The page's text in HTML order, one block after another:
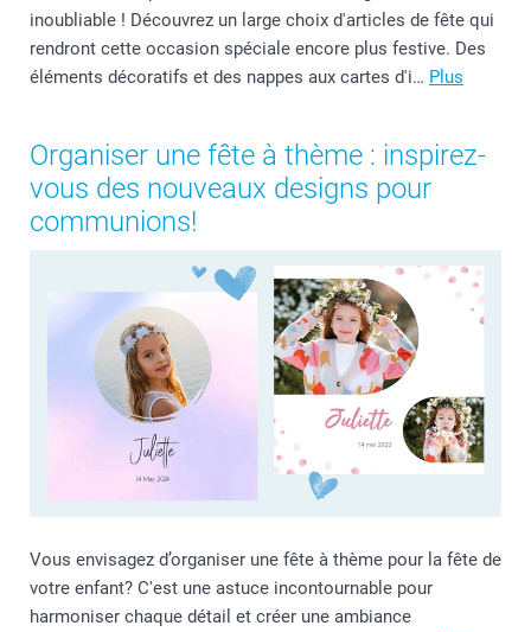
inoubliable ! Découvrez un large choix d'articles de fête qui
rendront cette occasion spéciale encore plus festive. Des
éléments décoratifs et des nappes aux cartes d'i… Plus
Organiser une fête à thème : inspirez-
vous des nouveaux designs pour
communions!
Vous envisagez d’organiser une fête à thème pour la fête de
votre enfant? C'est une astuce incontournable pour
harmoniser chaque détail et créer une ambiance